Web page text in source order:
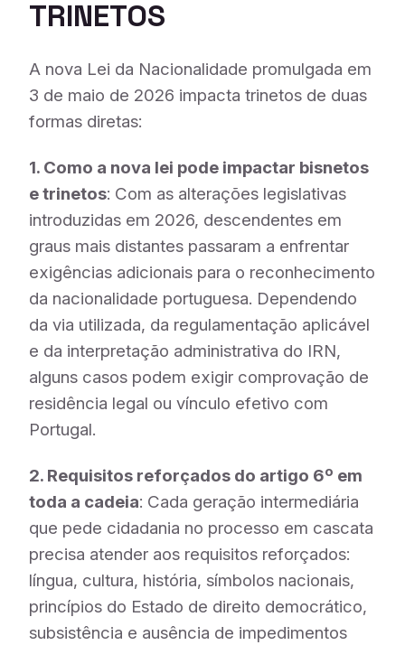
TRINETOS
A nova Lei da Nacionalidade promulgada em
3 de maio de 2026 impacta trinetos de duas
formas diretas:
1. Como a nova lei pode impactar bisnetos
e trinetos: Com as alterações legislativas
introduzidas em 2026, descendentes em
graus mais distantes passaram a enfrentar
exigências adicionais para o reconhecimento
da nacionalidade portuguesa. Dependendo
da via utilizada, da regulamentação aplicável
e da interpretação administrativa do IRN,
alguns casos podem exigir comprovação de
residência legal ou vínculo efetivo com
Portugal.
2. Requisitos reforçados do artigo 6º em
toda a cadeia: Cada geração intermediária
que pede cidadania no processo em cascata
precisa atender aos requisitos reforçados:
língua, cultura, história, símbolos nacionais,
princípios do Estado de direito democrático,
subsistência e ausência de impedimentos